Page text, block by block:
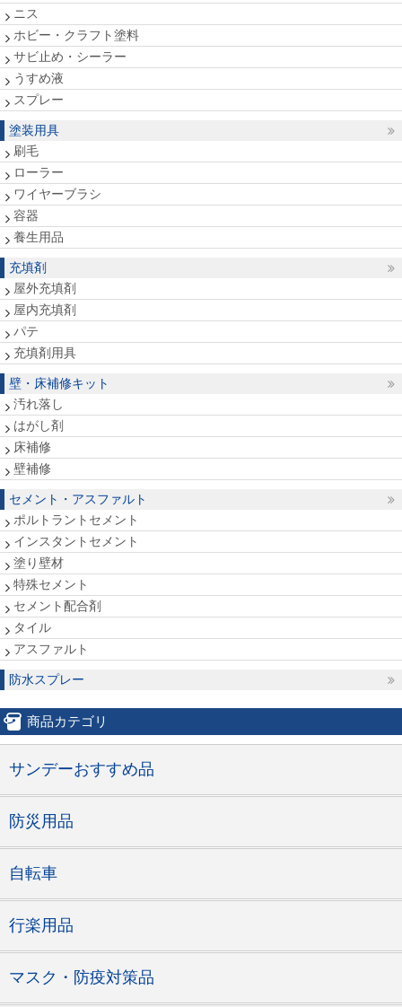
ニス
ホビー・クラフト塗料
サビ止め・シーラー
うすめ液
スプレー
塗装用具
刷毛
ローラー
ワイヤーブラシ
容器
養生用品
充填剤
屋外充填剤
屋内充填剤
パテ
充填剤用具
壁・床補修キット
汚れ落し
はがし剤
床補修
壁補修
セメント・アスファルト
ポルトラントセメント
インスタントセメント
塗り壁材
特殊セメント
セメント配合剤
タイル
アスファルト
防水スプレー
商品カテゴリ
サンデーおすすめ品
防災用品
自転車
行楽用品
マスク・防疫対策品